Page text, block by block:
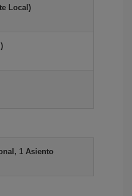
Local)
1 Asiento